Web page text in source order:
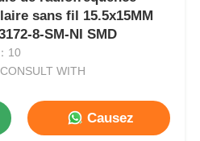
sans fil 15.5x15MM
8-SM-NI SMD
10
WITH
Causez